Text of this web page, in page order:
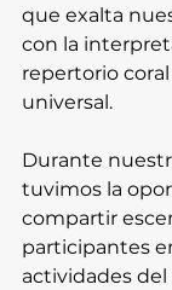
que exalta
con la
repertorio
universal.
Durante
tuvimos la
compartir
participantes
actividades del